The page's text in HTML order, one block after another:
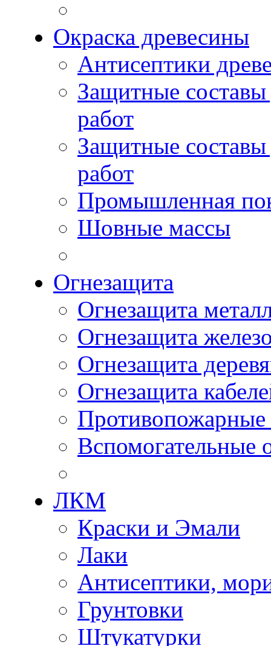
Окраска древесины
Антисептики
Защитные
работ
Защитные
работ
Промышленная
Шовные массы
Огнезащита
Огнезащита
Огнезащита
Огнезащита
Огнезащита
Вспомогательные
ЛКМ
Краски и Эмали
Лаки
Антисептики,
Грунтовки
Штукатурки